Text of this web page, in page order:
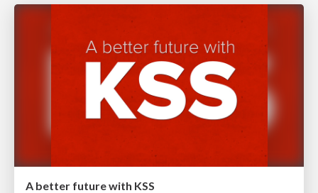
A better future with KSS